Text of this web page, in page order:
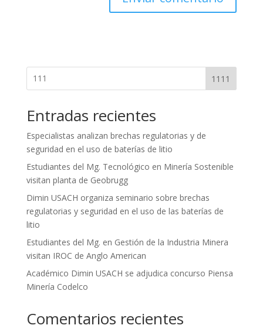
1111
Entradas recientes
Especialistas analizan brechas regulatorias y de
seguridad en el uso de baterías de litio
Estudiantes del Mg. Tecnológico en Minería Sostenible
visitan planta de Geobrugg
Dimin USACH organiza seminario sobre brechas
regulatorias y seguridad en el uso de las baterías de
litio
Estudiantes del Mg. en Gestión de la Industria Minera
visitan IROC de Anglo American
Académico Dimin USACH se adjudica concurso Piensa
Minería Codelco
Comentarios recientes